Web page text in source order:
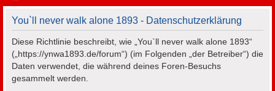
You`ll never walk alone 1893 - Datenschutzerklärung
Diese Richtlinie beschreibt, wie „You`ll never walk alone 1893“
(„https://ynwa1893.de/forum“) (im Folgenden „der Betreiber“) die
Daten verwendet, die während deines Foren-Besuchs
gesammelt werden.